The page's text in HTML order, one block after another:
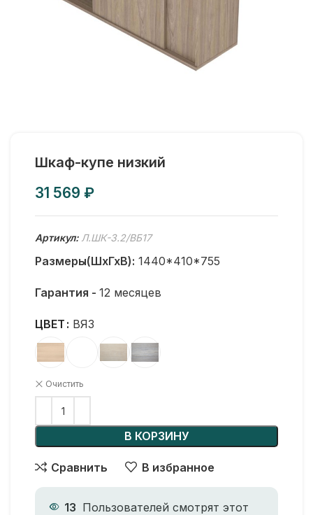
Шкаф-купе низкий
₽
Артикул: Л.ШК-3.2/ВБ17
Размеры(ШхГхВ): 1440*410*755
Гарантия - 12 месяцев
ЦВЕТ ВЯЗ
Очистить
В КОРЗИНУ
Сравнить В избранное
13 Пользователей смотрят этот